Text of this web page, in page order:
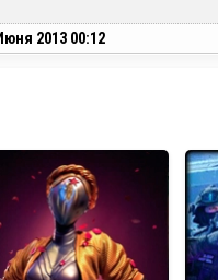
2013 00:12